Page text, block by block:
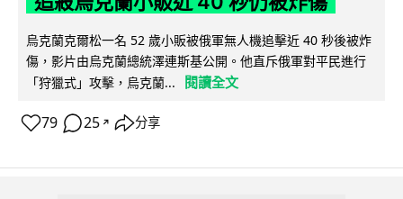
烏克蘭克爾松一名 52 歲小販被俄軍無人機追擊近 40 秒後被炸
傷，影片由烏克蘭總統澤連斯基公開。他直斥俄軍對平民進行
「狩獵式」攻擊，烏克蘭...
閱讀全文
79 25 ↗ 分享